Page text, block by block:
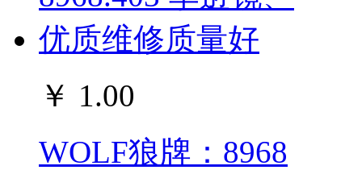
￥ 1.00
WOLF狼牌：8968